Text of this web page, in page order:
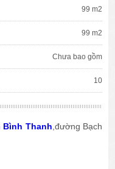
99 m2
99 m2
Chưa bao gồm
10
Bình Thanh ,đường Bạch